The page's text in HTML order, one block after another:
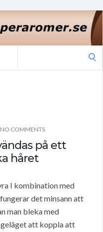
NO COMMENTS
på ett
håret
I kombination med
det minsann att
man bleka med
att koppla att